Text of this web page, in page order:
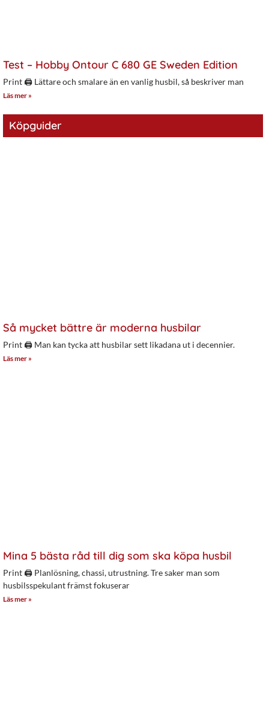
Test – Hobby Ontour C 680 GE Sweden Edition
Print 🖨 Lättare och smalare än en vanlig husbil, så beskriver man
Läs mer »
Köpguider
Så mycket bättre är moderna husbilar
Print 🖨 Man kan tycka att husbilar sett likadana ut i decennier.
Läs mer »
Mina 5 bästa råd till dig som ska köpa husbil
Print 🖨 Planlösning, chassi, utrustning. Tre saker man som
husbilsspekulant främst fokuserar
Läs mer »